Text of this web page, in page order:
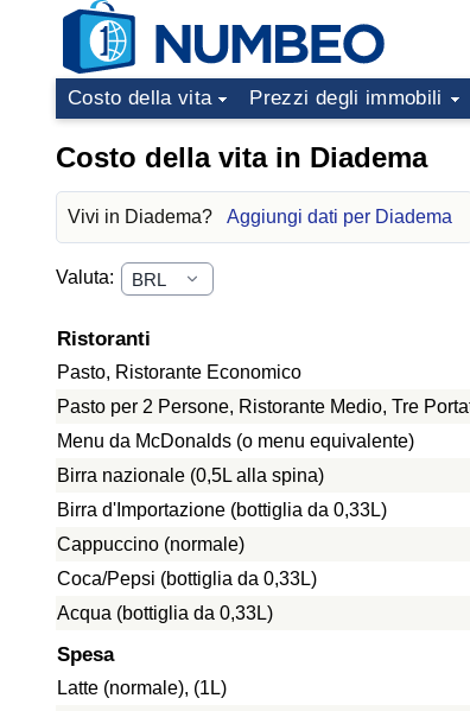
Costo della vita Prezzi degli immobili
Costo della vita in Diadema
Vivi in Diadema? Aggiungi dati per Diadema
Valuta:
Ristoranti
Pasto, Ristorante Economico
Pasto per 2 Persone, Ristorante Medio, Tre
Menu da McDonalds (o menu equivalente)
Birra nazionale (0,5L alla spina)
Birra d'Importazione (bottiglia da 0,33L)
Cappuccino (normale)
Coca/Pepsi (bottiglia da 0,33L)
Acqua (bottiglia da 0,33L)
Spesa
Latte (normale), (1L)